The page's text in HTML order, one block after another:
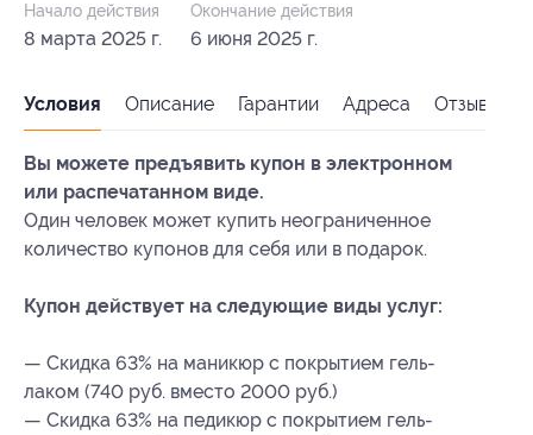
Начало действия
8 марта 2025 г.
Окончание действия
6 июня 2025 г.
Условия Описание Гарантии Адреса Отзывы
Вы можете предъявить купон в электронном
или распечатанном виде.
Один человек может купить неограниченное
количество купонов для себя или в подарок.
Купон действует на следующие виды услуг:
— Скидка 63% на маникюр с покрытием гель-
лаком (740 руб. вместо 2000 руб.)
— Скидка 63% на педикюр с покрытием гель-